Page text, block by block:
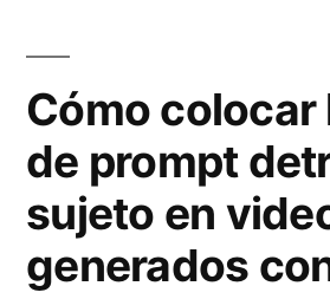
o
m
p
a
o
s
w
e
Cómo colocar
de prompt
sujeto en
generados